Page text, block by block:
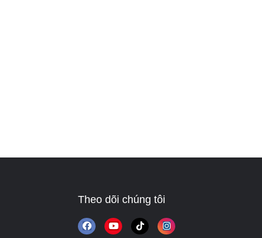
Theo dõi chúng tôi